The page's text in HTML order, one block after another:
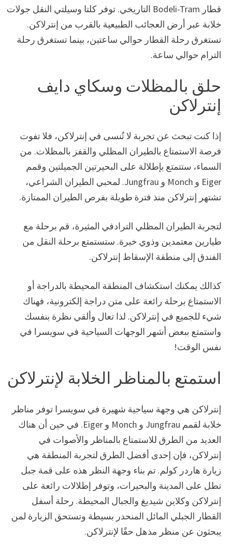
قطار Bodeli-Tram التاريخي. توفر كلتا وسيلتي النقل جولات
خلابة عبر أرض العجائب الطبيعية بالقرب من إنترلاكن.
تستغرق رحلة القطار حوالي ساعتين، بينما تستغرق رحلة
الترام حوالي ساعة.
حلق بالمظلات وسكاي دايف
إنترلاكن
إذا كنت تبحث عن تجربة لا تُنسى في إنترلاكن، فلا تفوت
فرصة الاستمتاع بالطيران المظلي والقفز بالمظلات. من
السماء، ستتمتع بإطلالة على البحيرتين الجميلتين وقمم
Eiger و Monch و Jungfrau. لمحبي الطيران الشراعي،
تشتهر إنترلاكن منذ فترة طويلة بفرص الطيران الممتازة.
لتجربة الطيران المظلي الترادفي المثيرة، قم برحلة مع
طيارين معتمدين وذوي خبرة. ستستمتع برحلة النقل من
الفندق إلى منطقة الإسقاط إنترلاكن.
كذالك يمكنك استكشاف المنطقة المحيطة بالدراجة أو
الاستمتاع برحلة رائعة على متن دراجة إلكترونية، فهناك
شيء للجميع في إنترلاكن. لذا تعال وألقي نظرة بنفسك
واستمتع ببعض أشهر الوجهات السياحية في سويسرا في
نفس الوقت!
استمتع بالمناظر الخلابة لإنترلاكن
إنترلاكن هي وجهة سياحية شهيرة في سويسرا توفر مناظر
خلابة لقمم Jungfrau و Monch و Eiger. في حين أن هناك
العديد من الطرق للاستمتاع بالمناظر والأصوات في
إنترلاكن، فإن إحدى أفضل الطرق لتجربة المنطقة هي
زيارة هاردر كولم. تم بناء وجهة النظر هذه على قمة جبل
تطل على المدينة والبحيرات، وتوفر إطلالات رائعة على
إنترلاكن وكلاين شيديغ والجبال المحيطة. رحلة أسفل
القطار الجبلي المائل المنحدر بسيطة وتستحق الزيارة لمن
يبحثون عن منظر مذهل حقًا لإنترلاكن.